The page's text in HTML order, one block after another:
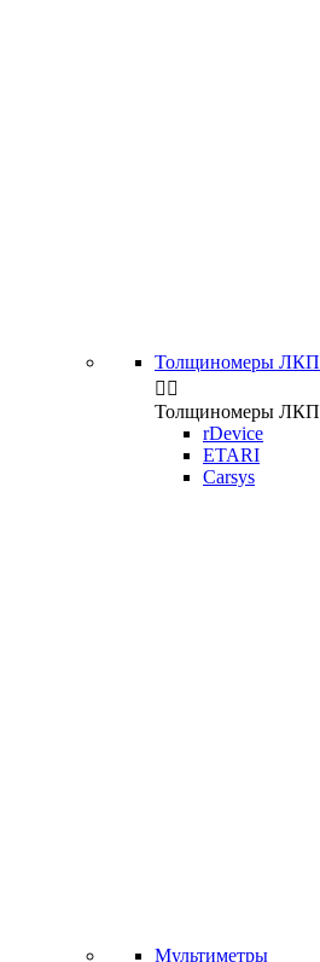
Толщиномеры ЛКП
 
Толщиномеры ЛКП
rDevice
ETARI
Carsys
Мультиметры